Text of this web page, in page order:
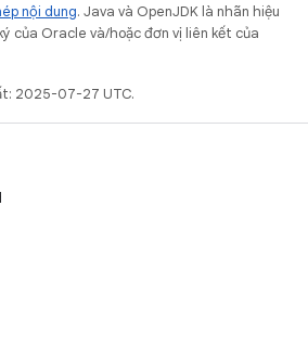
nội dung. Java và OpenJDK là nhãn hiệu
của Oracle và/hoặc đơn vị liên kết của
2025-07-27 UTC.